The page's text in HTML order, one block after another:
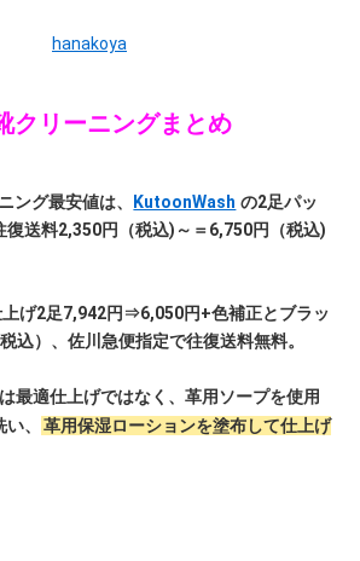
hanakoya
クリーニングまとめ
ング最安値は、 KutoonWash の2足パッ
復送料2,350円（税込)～＝6,750円（税込)
上げ2足7,942円⇒6,050円+色補正とブラッ
込）、佐川急便指定で往復送料無料。
最適仕上げではなく、革用ソープを使用
、
革用保湿ローションを塗布して仕上げ